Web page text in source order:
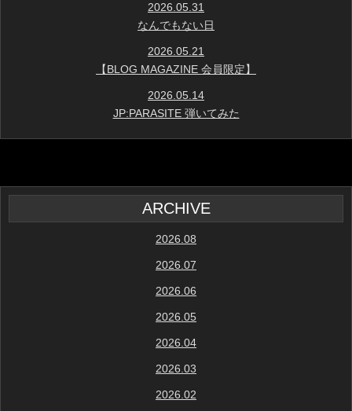
2026.05.31
なんでもない日
2026.05.21
【BLOG MAGAZINE 会員限定】
2026.05.14
JP:PARASITE 弾いてみた
ARCHIVE
2026.08
2026.07
2026.06
2026.05
2026.04
2026.03
2026.02